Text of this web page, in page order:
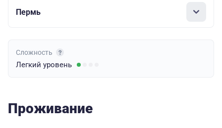
Пермь
Сложность
Легкий уровень
Проживание